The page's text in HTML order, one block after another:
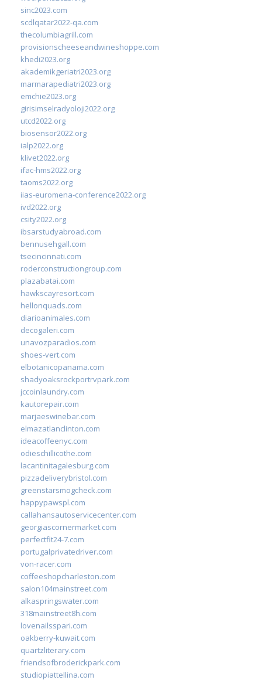
sinc2023.com
scdlqatar2022-qa.com
thecolumbiagrill.com
provisionscheeseandwineshoppe.com
khedi2023.org
akademikgeriatri2023.org
marmarapediatri2023.org
emchie2023.org
girisimselradyoloji2022.org
utcd2022.org
biosensor2022.org
ialp2022.org
klivet2022.org
ifac-hms2022.org
taoms2022.org
iias-euromena-conference2022.org
ivd2022.org
csity2022.org
ibsarstudyabroad.com
bennusehgall.com
tsecincinnati.com
roderconstructiongroup.com
plazabatai.com
hawkscayresort.com
hellonquads.com
diarioanimales.com
decogaleri.com
unavozparadios.com
shoes-vert.com
elbotanicopanama.com
shadyoaksrockportrvpark.com
jccoinlaundry.com
kautorepair.com
marjaeswinebar.com
elmazatlanclinton.com
ideacoffeenyc.com
odieschillicothe.com
lacantinitagalesburg.com
pizzadeliverybristol.com
greenstarsmogcheck.com
happypawspl.com
callahansautoservicecenter.com
georgiascornermarket.com
perfectfit24-7.com
portugalprivatedriver.com
von-racer.com
coffeeshopcharleston.com
salon104mainstreet.com
alkaspringswater.com
318mainstreet8h.com
lovenailsspari.com
oakberry-kuwait.com
quartzliterary.com
friendsofbroderickpark.com
studiopiattellina.com